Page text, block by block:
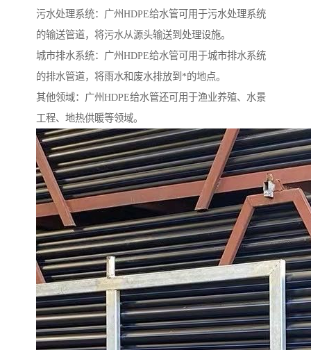
污水处理系统：广州HDPE给水管可用于污水处理系统
的输送管道，将污水从源头输送到处理设施。
城市排水系统：广州HDPE给水管可用于城市排水系统
的排水管道，将雨水和废水排放到*的地点。
其他领域：广州HDPE给水管还可用于渔业养殖、水景
工程、地热供暖等领域。